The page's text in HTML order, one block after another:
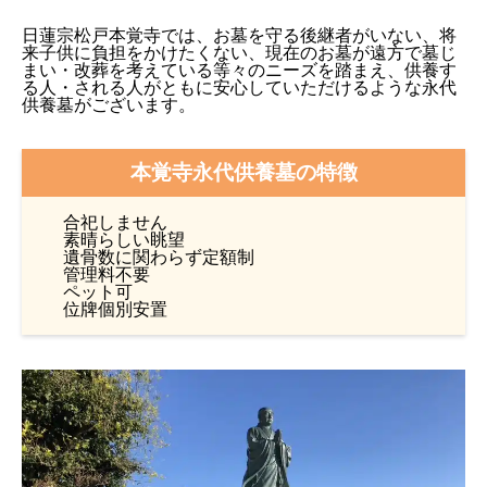
日蓮宗松戸本覚寺では、お墓を守る後継者がいない、将
来子供に負担をかけたくない、現在のお墓が遠方で墓じ
まい・改葬を考えている等々のニーズを踏まえ、供養す
る人・される人がともに安心していただけるような永代
供養墓がございます。
本覚寺永代供養墓の特徴
合祀しません
素晴らしい眺望
遺骨数に関わらず定額制
管理料不要
ペット可
位牌個別安置